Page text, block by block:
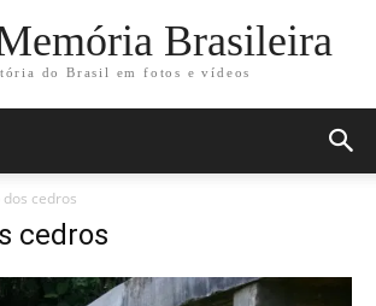
Brasileira
do Brasil em fotos e vídeos
dos cedros
cedros